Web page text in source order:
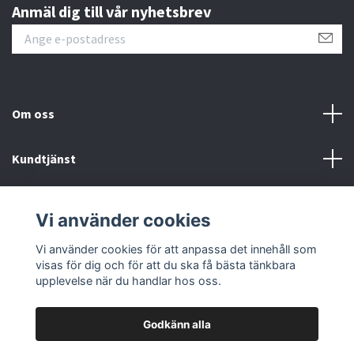
Anmäl dig till vår nyhetsbrev
Om oss
Kundtjänst
Sociala medier
Vi använder cookies
Vi använder cookies för att anpassa det innehåll som
visas för dig och för att du ska få bästa tänkbara
upplevelse när du handlar hos oss.
Godkänn alla